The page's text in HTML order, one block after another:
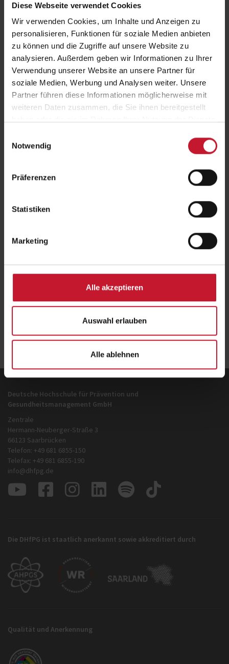
Diese Webseite verwendet Cookies
Wir verwenden Cookies, um Inhalte und Anzeigen zu
personalisieren, Funktionen für soziale Medien anbieten
zu können und die Zugriffe auf unsere Website zu
analysieren. Außerdem geben wir Informationen zu Ihrer
Verwendung unserer Website an unsere Partner für
soziale Medien, Werbung und Analysen weiter. Unsere
Partner führen diese Informationen möglicherweise mit
weiteren Daten zusammen, die Sie ihnen bereitgestellt
Notwendig
Präferenzen
Statistiken
Marketing
Alle akzeptieren
Auswahl erlauben
Alle ablehnen
Mit dem Bewegungspass können pädagogische Fachkräfte
Bewegung gezielt und ohne Zusatzaufwand in den Kita-Alltag
integrieren. Darin sind neun Tiere mit jeweils passenden Übungen
abgebildet, die das Erlernen unterschiedlicher motorischer
Fertigkeiten erleichtern sollen – z. B. ein Eichhörnchen, das balanciert
und ein Känguru mit der motorischen Fertigkeit „hüpfen“.
Erfolgsgeschichte: Gesundheitsmanagerin der
Master of Arts Prävention und Gesundheitsmanagement
Deutsche Hochschule für Prävention und
Gesundheitsmanagement GmbH
Zentrale
Hermann-Neuberger-Straße 3
66123 Saarbrücken
Telefon: +49 681 6855-150
Telefax: +49 681 6855-190
info@dhfpg.de
Die DHfPG ist staatlich anerkannt sowie akkreditiert durch
Qualität und Anerkennung